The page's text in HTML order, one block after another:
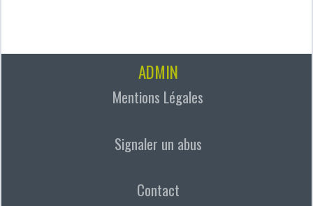
ADMIN
Mentions Légales
Signaler un abus
Contact